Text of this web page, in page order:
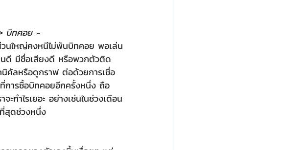
บิทคอย -
นดี มีชื่อเสียงดี หรือพวกตัวติด
นิคัลหรือดูกราฟ ต่อด้วยการเชื่อ
การซื้อบิทคอยอีกครั้งหนึ่ง ถือ
กำไรเยอะ อย่างเช่นในช่วงเดือน
สุดช่วงหนึ่ง